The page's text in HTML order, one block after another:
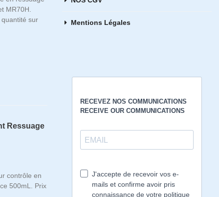
Mentions Légales
MR70H.
sur
Ressuage
contrôle en
500mL. Prix